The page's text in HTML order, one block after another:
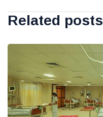
Related posts